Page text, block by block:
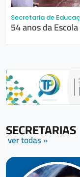
Secretaria de
54 anos da
SECRETARIAS
ver todas »